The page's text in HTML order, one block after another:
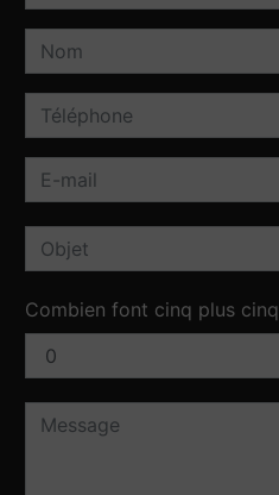
Combien font cinq plus cinq